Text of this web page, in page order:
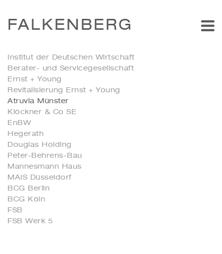
FALKENBERG
Institut der Deutschen Wirtschaft
Berater- und Servicegesellschaft
Ernst + Young
Revitalisierung Ernst + Young
Atruvia Münster
Klöckner & Co SE
EnBW
Hegerath
Douglas Holding
Peter-Behrens-Bau
Mannesmann Haus
MAIS Düsseldorf
BCG Berlin
BCG Köln
FSB
FSB Werk 5